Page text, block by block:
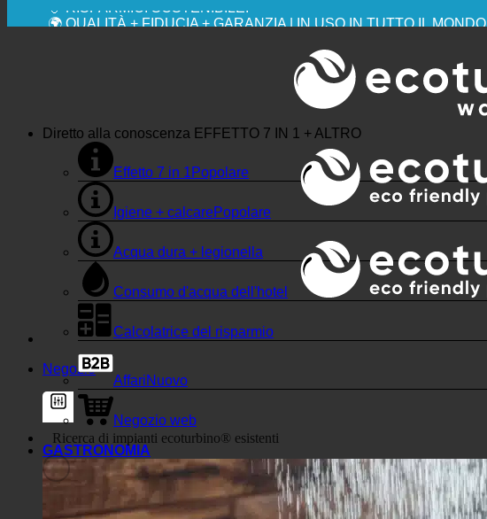
💧 RISPARMIO. SOSTENIBILE.
🌍 QUALITÀ + FIDUCIA + GARANZIA | IN USO IN TUTTO IL MONDO
Negozio
Filtri generici
Filtrare per tipo di post
personalizzato
Diretto alla conoscenza EFFETTO 7 IN 1 + ALTRO
Effetto 7 in 1
Igiene + calcare
Acqua dura + legionella
Consumo d'acqua dell'hotel
Calcolatrice del risparmio
Affari
Negozio web
GASTRONOMIA